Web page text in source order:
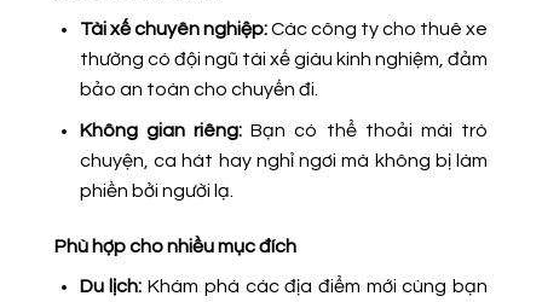
Tài xế chuyên nghiệp:Các công ty cho thuê xe
thường có đội ngũ tài xế giàu kinh nghiệm, đảm
bảo an toàn cho chuyến đi.
Không gian riêng: Bạn có thể thoải mái trò
chuyện, ca hát hay nghỉ ngơi mà không bị làm
phiền bởi người lạ.
Phù hợp cho nhiều mục đích
Du lịch: Khám phá các địa điểm mới cùng bạn